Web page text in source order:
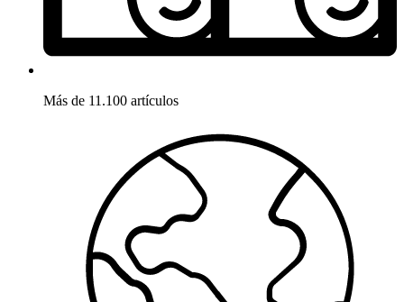
Más de 11.100 artículos